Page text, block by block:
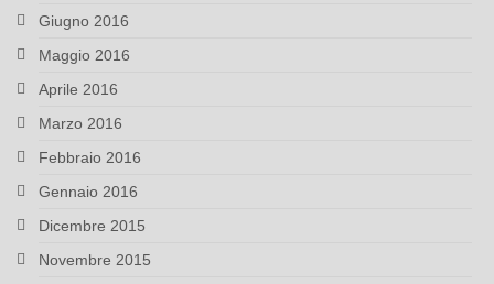
Giugno 2016
Maggio 2016
Aprile 2016
Marzo 2016
Febbraio 2016
Gennaio 2016
Dicembre 2015
Novembre 2015